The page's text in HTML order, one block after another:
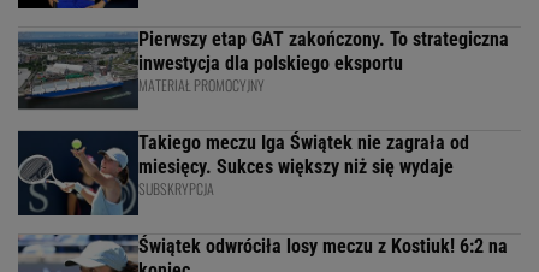
Pierwszy etap GAT zakończony. To strategiczna
inwestycja dla polskiego eksportu
MATERIAŁ PROMOCYJNY
Takiego meczu Iga Świątek nie zagrała od
miesięcy. Sukces większy niż się wydaje
SUBSKRYPCJA
Świątek odwróciła losy meczu z Kostiuk! 6:2 na